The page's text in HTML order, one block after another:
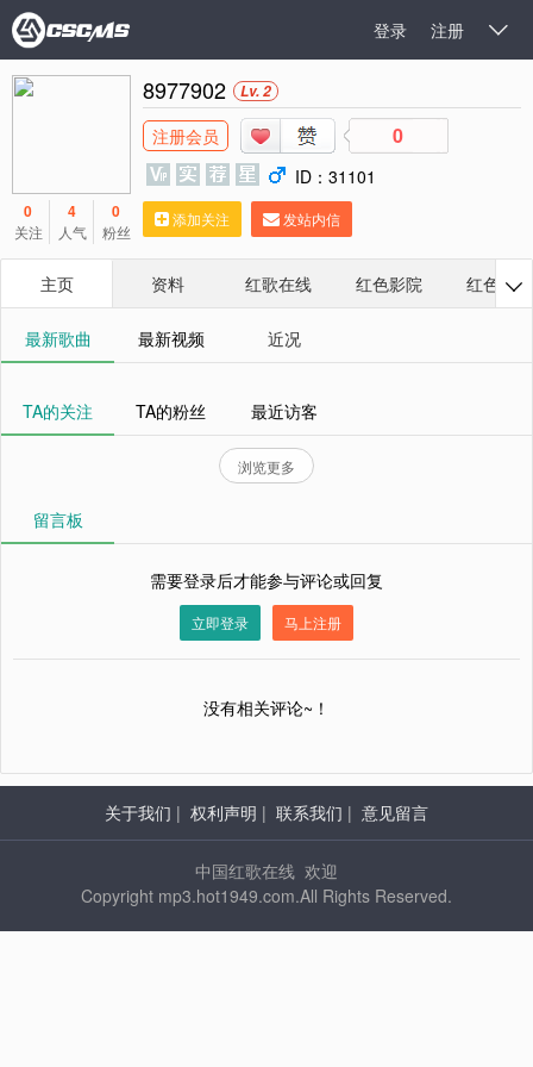

注册
登录
0
关注
4
人气
0
粉丝
8977902 Lv. 2
注册会员 0
ID：31101
添加关注 发站内信
主页 资料 红歌在线 红色影院 红色相册

最新歌曲 最新视频 近况
TA的关注 TA的粉丝 最近访客
浏览更多
留言板
需要登录后才能参与评论或回复
立即登录 马上注册
没有相关评论~！
关于我们 | 权利声明 | 联系我们 | 意见留言
中国红歌在线 欢迎
Copyright mp3.hot1949.com.All Rights Reserved.